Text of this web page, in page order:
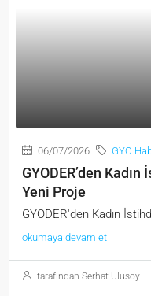
06/07/2026 GYO
GYODER’den
Yeni Proje
GYODER'den Kadın
okumaya devam et
tarafından Serhat Ulusoy